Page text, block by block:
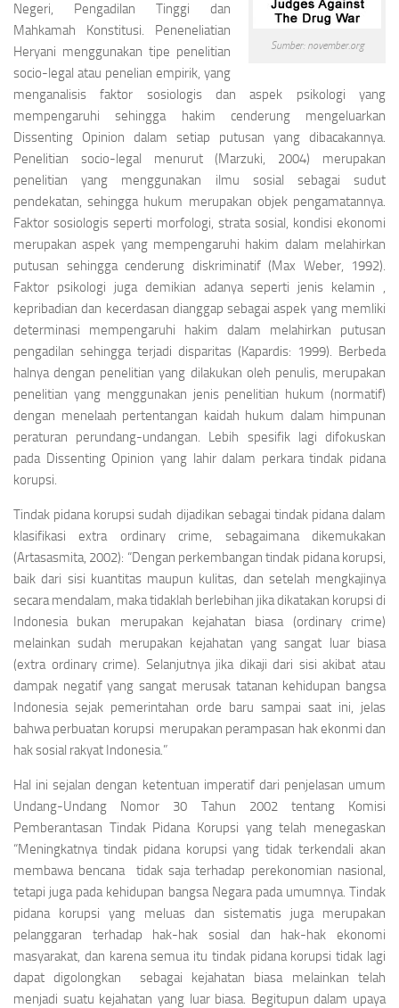
Sumber: november.org
Negeri, Pengadilan Tinggi dan
Mahkamah Konstitusi. Peneneliatian
Heryani menggunakan tipe penelitian
socio-legal atau penelian empirik, yang
menganalisis faktor sosiologis dan aspek psikologi yang
mempengaruhi sehingga hakim cenderung mengeluarkan
Dissenting Opinion dalam setiap putusan yang dibacakannya.
Penelitian socio-legal menurut (Marzuki, 2004) merupakan
penelitian yang menggunakan ilmu sosial sebagai sudut
pendekatan, sehingga hukum merupakan objek pengamatannya.
Faktor sosiologis seperti morfologi, strata sosial, kondisi ekonomi
merupakan aspek yang mempengaruhi hakim dalam melahirkan
putusan sehingga cenderung diskriminatif (Max Weber, 1992).
Faktor psikologi juga demikian adanya seperti jenis kelamin ,
kepribadian dan kecerdasan dianggap sebagai aspek yang memliki
determinasi mempengaruhi hakim dalam melahirkan putusan
pengadilan sehingga terjadi disparitas (Kapardis: 1999). Berbeda
halnya dengan penelitian yang dilakukan oleh penulis, merupakan
penelitian yang menggunakan jenis penelitian hukum (normatif)
dengan menelaah pertentangan kaidah hukum dalam himpunan
peraturan perundang-undangan. Lebih spesifik lagi difokuskan
pada Dissenting Opinion yang lahir dalam perkara tindak pidana
korupsi.
Tindak pidana korupsi sudah dijadikan sebagai tindak pidana dalam
klasifikasiextra ordinary crime, sebagaimana dikemukakan
(Artasasmita, 2002): “Dengan perkembangan tindak pidana korupsi,
baik dari sisi kuantitas maupun kulitas, dan setelah mengkajinya
secara mendalam, maka tidaklah berlebihan jika dikatakan korupsi di
Indonesia bukan merupakan kejahatan biasa (ordinary crime)
melainkan sudah merupakan kejahatan yang sangat luar biasa
(extra ordinary crime). Selanjutnya jika dikaji dari sisi akibat atau
dampak negatif yang sangat merusak tatanan kehidupan bangsa
Indonesia sejak pemerintahan orde baru sampai saat ini, jelas
bahwa perbuatan korupsi merupakan perampasan hak ekonmi dan
hak sosial rakyat Indonesia.”
Hal ini sejalan dengan ketentuan imperatif dari penjelasan umum
Undang-Undang Nomor 30 Tahun 2002 tentang Komisi
Pemberantasan Tindak Pidana Korupsi yang telah menegaskan
“Meningkatnya tindak pidana korupsi yang tidak terkendali akan
membawa bencana tidak saja terhadap perekonomian nasional,
tetapi juga pada kehidupan bangsa Negara pada umumnya. Tindak
pidana korupsi yang meluas dan sistematis juga merupakan
pelanggaran terhadap hak-hak sosial dan hak-hak ekonomi
masyarakat, dan karena semua itu tindak pidana korupsi tidak lagi
dapat digolongkan sebagai kejahatan biasa melainkan telah
menjadi suatu kejahatan yang luar biasa. Begitupun dalam upaya